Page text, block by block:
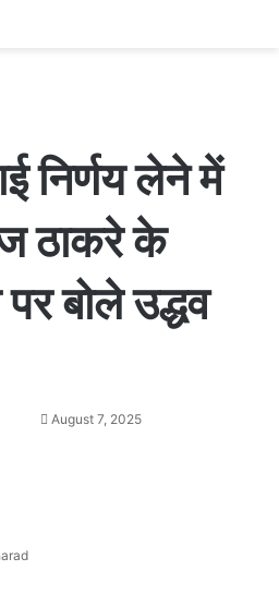
निर्णय लेने में
ठाकरे के
बोले उद्धव
SendAugust 7, 2025